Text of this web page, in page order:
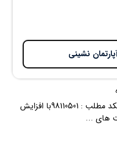
30 قانون رایج آپارتمان نشینیکد مطلب : 98110501با افزایش
های ...